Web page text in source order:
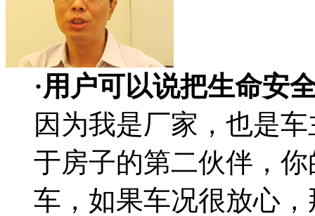
·用户可以说把生命安
因为我是厂家，也是
于房子的第二伙伴，
车，如果车况很放心